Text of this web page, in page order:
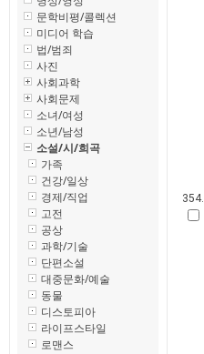
문학비평/콜렉션
미디어 학습
법/범죄
사진
사회과학
사회문제
소녀/여성
소년/남성
소설/시/희곡
가족
건강/일상
경제/직업
고전
공상
과학/기술
단편소설
대중문화/예술
동물
디스토피아
라이프스타일
로맨스
354.